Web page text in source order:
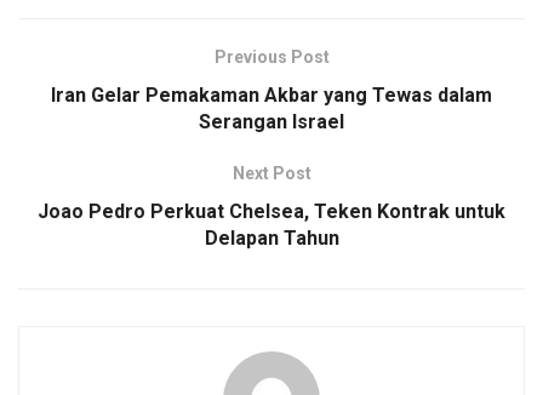
Previous Post
Iran Gelar Pemakaman Akbar yang Tewas dalam
Serangan Israel
Next Post
Joao Pedro Perkuat Chelsea, Teken Kontrak untuk
Delapan Tahun